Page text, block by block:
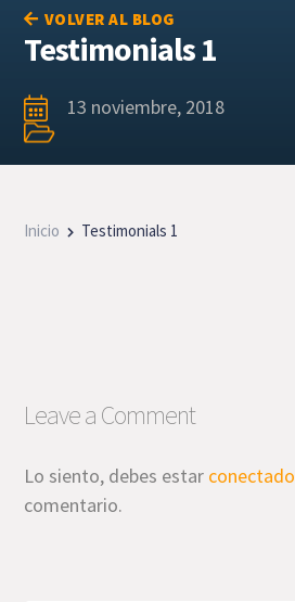
VOLVER AL BLOG
Testimonials 1
13 noviembre, 2018
Inicio Testimonials 1
Leave a Comment
Lo siento, debes estar conectado
comentario.